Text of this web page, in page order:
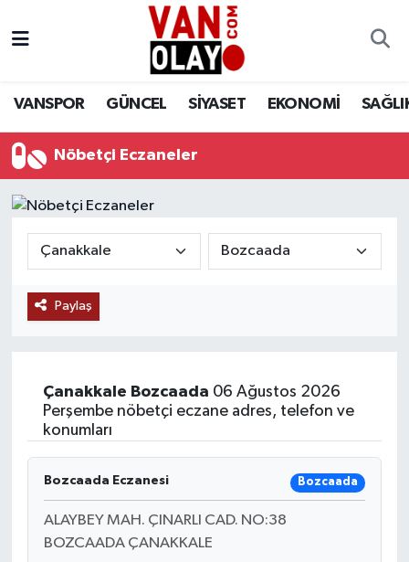
VANSPOR GÜNCEL SİYASET EKONOMİ
Nöbetçi Eczaneler
Paylaş
Çanakkale Bozcaada 06 Ağustos 2026
Perşembe nöbetçi eczane adres, telefon ve
konumları
Bozcaada Eczanesi Bozcaada
ALAYBEY MAH. ÇINARLI CAD. NO:38
BOZCAADA ÇANAKKALE
Siyaset
Ekonomi
Sağlık
Eğitim
Dünya
RESMİ İLANLAR
Van Nöbetçi Eczaneler
Van Namaz Vakitleri
Van Trafik Yoğunluk Haritası
Süper Lig Puan Durumu ve Fikstür
Tüm Manşetler
Haber Arşivi